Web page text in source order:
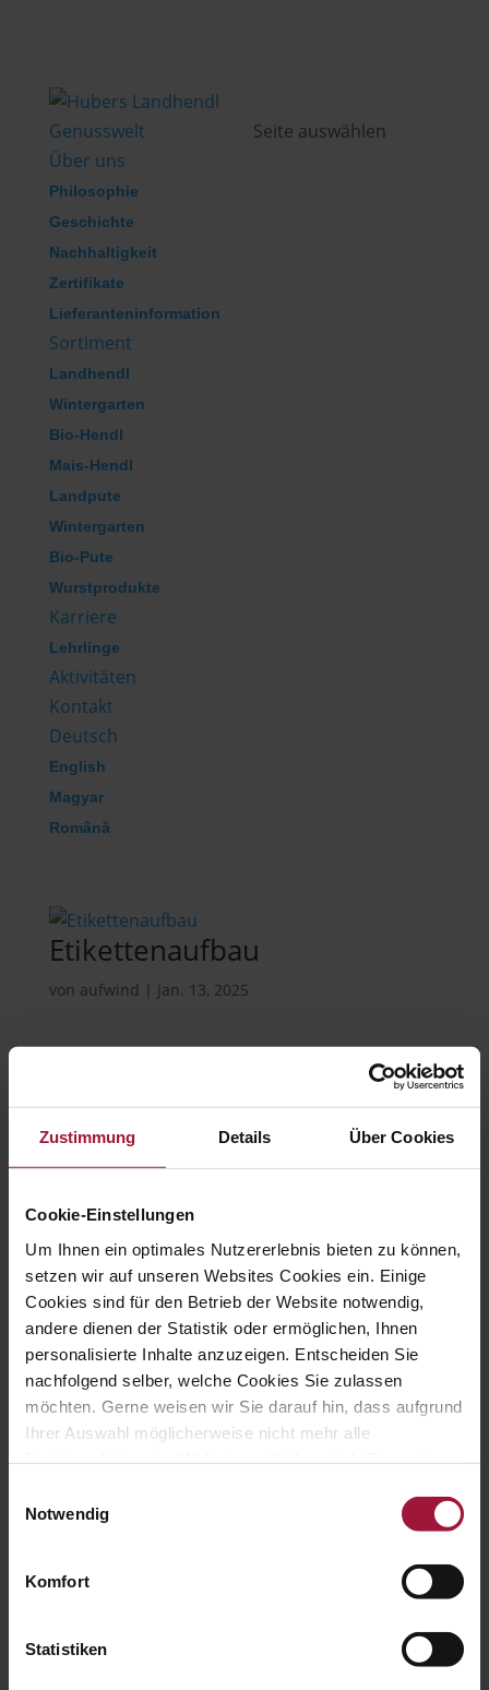
Zustimmung Details Über Cookies
Cookie-Einstellungen
Um Ihnen ein optimales Nutzererlebnis bieten zu können,
setzen wir auf unseren Websites Cookies ein. Einige
Cookies sind für den Betrieb der Website notwendig,
andere dienen der Statistik oder ermöglichen, Ihnen
personalisierte Inhalte anzuzeigen. Entscheiden Sie
nachfolgend selber, welche Cookies Sie zulassen
möchten. Gerne weisen wir Sie darauf hin, dass aufgrund
Ihrer Auswahl möglicherweise nicht mehr alle
Datenschutzerklärung und Cookie Policy.
Notwendig
Komfort
Statistiken
Genusswelt
Über uns
Philosophie
Geschichte
Nachhaltigkeit
Zertifikate
Lieferanteninformation
Sortiment
Landhendl
Wintergarten
Bio-Hendl
Mais-Hendl
Landpute
Wintergarten
Bio-Pute
Wurstprodukte
Karriere
Lehrlinge
Aktivitäten
Kontakt
Deutsch
English
Magyar
Română
Seite auswählen
Etikettenaufbau
von aufwind | Jan. 13, 2025
Hubers Landhendl GmbH

Hauptstraße 80
A-5223 Pfaffstätt

